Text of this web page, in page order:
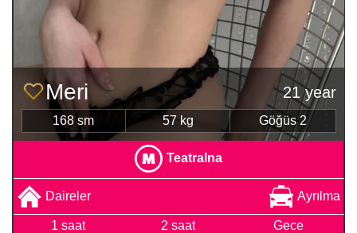
Meri 21 year
168 sm 57 kg Göğüs 2
Teatralna
Daireler Ayrılma
1 saat
2 saat
Gece